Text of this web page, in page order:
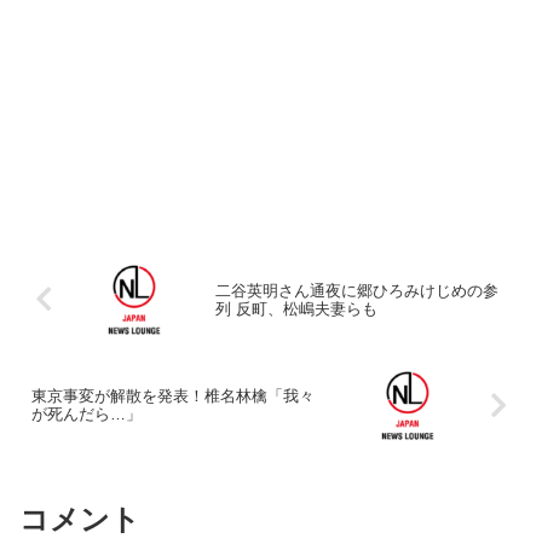
二谷英明さん通夜に郷ひろみけじめの参
列 反町、松嶋夫妻らも
東京事変が解散を発表！椎名林檎「我々
が死んだら…」
コメント